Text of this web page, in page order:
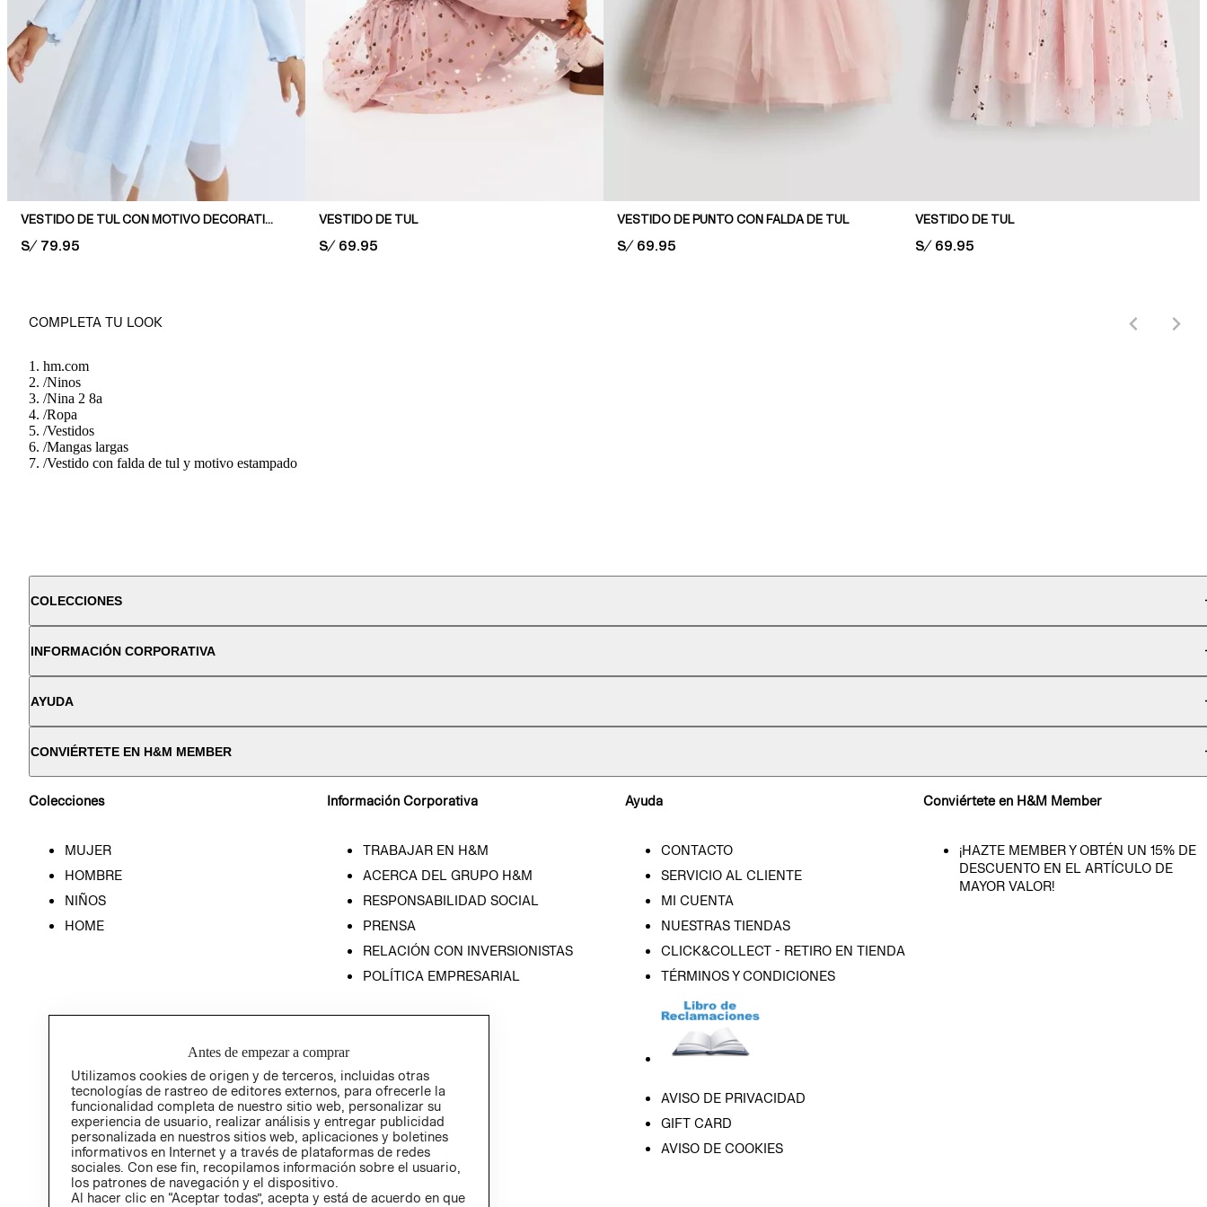
VESTIDO DE TUL CON MOTIVO DECORATIVO
PRICE:
S/ 79.95
VESTIDO DE TUL
PRICE:
S/ 69.95
VESTIDO DE PUNTO CON FALDA DE TUL
PRICE:
S/ 69.95
VESTIDO DE TUL
PRICE:
S/ 69.95
COMPLETA TU LOOK
hm.com
/Ninos
/Nina 2 8a
/Ropa
/Vestidos
/Mangas largas
/Vestido con falda de tul y motivo estampado
COLECCIONES
INFORMACIÓN CORPORATIVA
AYUDA
CONVIÉRTETE EN H&M MEMBER
Colecciones
MUJER
HOMBRE
NIÑOS
HOME
Información Corporativa
TRABAJAR EN H&M
ACERCA DEL GRUPO H&M
RESPONSABILIDAD SOCIAL
PRENSA
RELACIÓN CON INVERSIONISTAS
POLÍTICA EMPRESARIAL
Ayuda
CONTACTO
SERVICIO AL CLIENTE
MI CUENTA
NUESTRAS TIENDAS
CLICK&COLLECT - RETIRO EN TIENDA
TÉRMINOS Y CONDICIONES
AVISO DE PRIVACIDAD
GIFT CARD
AVISO DE COOKIES
Conviértete en H&M Member
¡HAZTE MEMBER Y OBTÉN UN 15% DE
DESCUENTO EN EL ARTÍCULO DE
MAYOR VALOR!
Antes de empezar a comprar
Utilizamos cookies de origen y de terceros, incluidas otras
tecnologías de rastreo de editores externos, para ofrecerle la
funcionalidad completa de nuestro sitio web, personalizar su
experiencia de usuario, realizar análisis y entregar publicidad
personalizada en nuestros sitios web, aplicaciones y boletines
informativos en Internet y a través de plataformas de redes
sociales. Con ese fin, recopilamos información sobre el usuario,
los patrones de navegación y el dispositivo.
Al hacer clic en “Aceptar todas”, acepta y está de acuerdo en que